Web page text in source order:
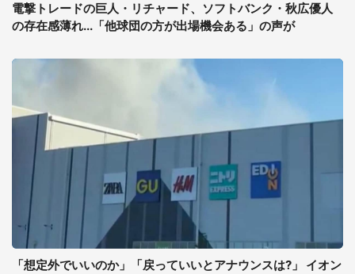
電撃トレードの巨人・リチャード、ソフトバンク・秋広優人
の存在感薄れ...「他球団の方が出場機会ある」の声が
「想定外でいいのか」「戻っていいとアナウンスは?」 イオン